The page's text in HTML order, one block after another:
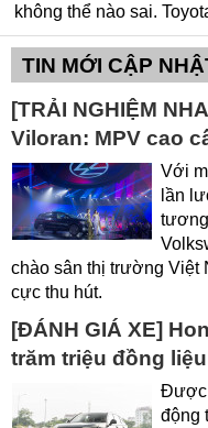
không thể nào sai.
TIN MỚI CẬP
[TRẢI NGHIỆM
Viloran: MPV cao
Với
lần
chào sân thị trường Việt
cực thu hút.
[ĐÁNH GIÁ XE]
trăm triệu đồng
Được
động